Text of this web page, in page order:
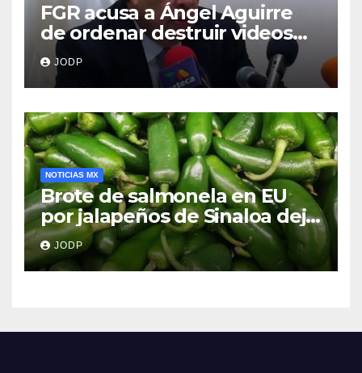
FGR acusa a Ángel Aguirre
de ordenar destruir videos
clave del caso Ayotzinapa
JODP
NOTICIAS MX
Brote de salmonela en EU
por jalapeños de Sinaloa deja
345 enfermos y 36
hospitalizados
JODP